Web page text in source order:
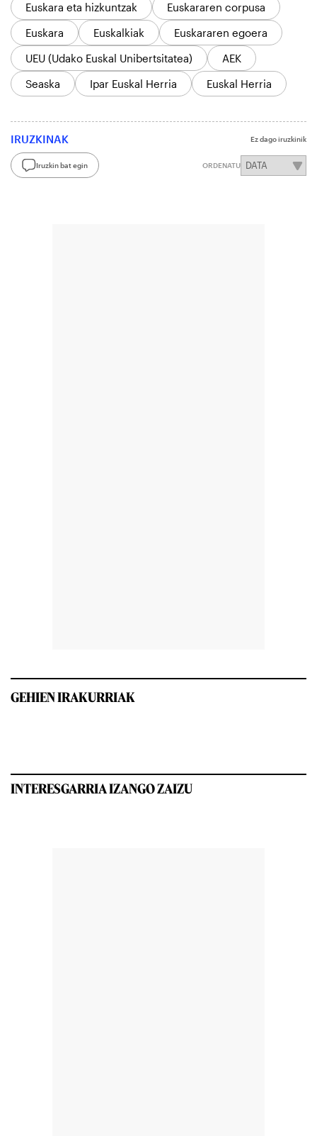
Euskara eta hizkuntzak
Euskararen corpusa
Euskara
Euskalkiak
Euskararen egoera
UEU (Udako Euskal Unibertsitatea)
AEK
Seaska
Ipar Euskal Herria Euskal Herria
IRUZKINAK Ez dago iruzkinik
Iruzkin bat egin ORDENATU
GEHIEN IRAKURRIAK
INTERESGARRIA IZANGO ZAIZU